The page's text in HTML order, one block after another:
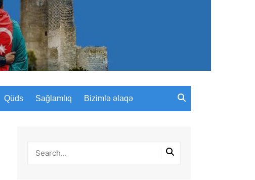
Qüds Sağlamlıq Bizimlə əlaqə